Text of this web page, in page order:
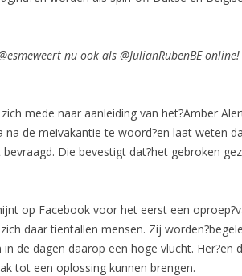
nu ook als @JulianRubenBE online!
mede naar aanleiding van het?Amber
na de meivakantie te woord?en laat weten
Die bevestigt dat?het gebroken
op Facebook voor het eerst een
daar tientallen mensen. Zij
de dagen daarop een hoge vlucht.
tot een oplossing kunnen brengen.